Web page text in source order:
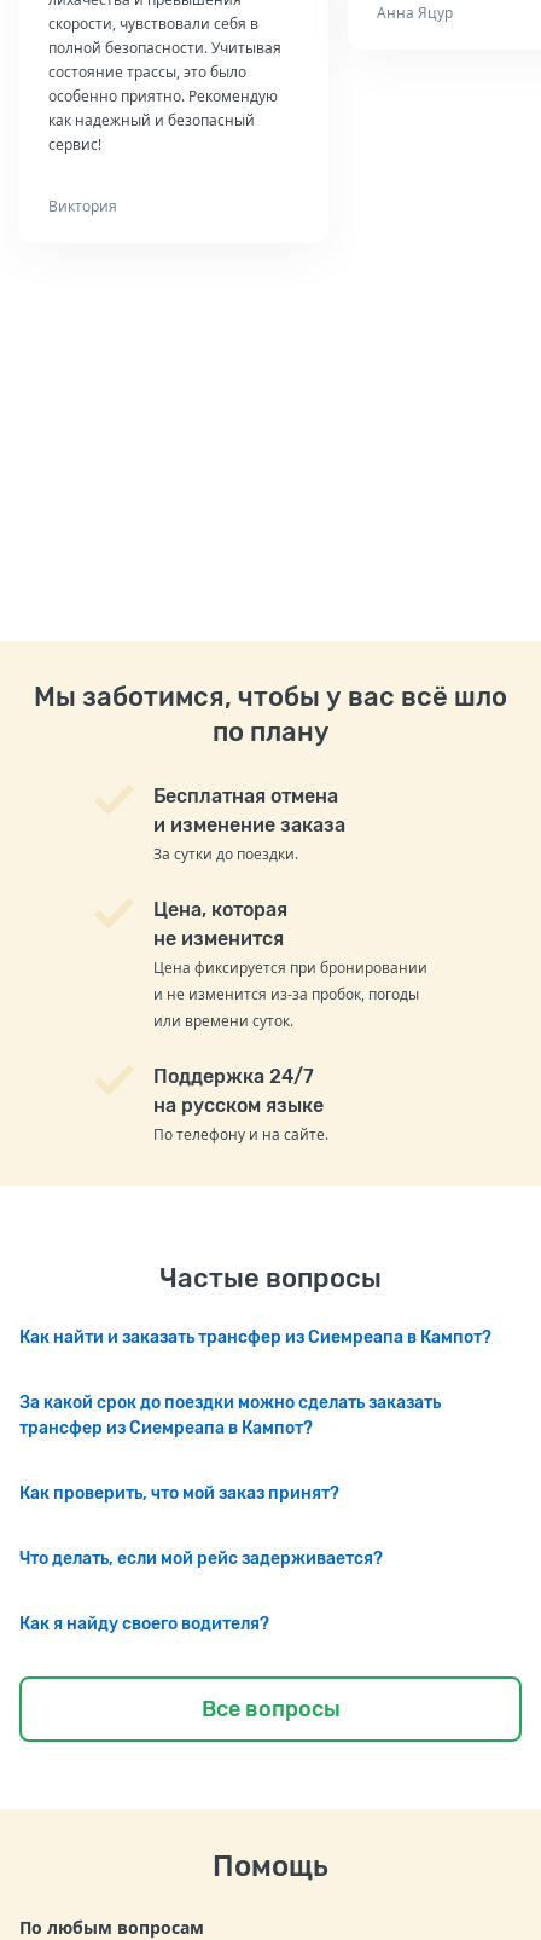
скорости, чувствовали себя в
полной безопасности. Учитывая
состояние трассы, это было
особенно приятно. Рекомендую
как надежный и безопасный
сервис!
Виктория
Анна Яцур
Мы заботимся, чтобы у вас всё шло
по плану
Бесплатная отмена
и изменение заказа
За сутки до поездки.
Цена, которая
не изменится
Цена фиксируется при бронировании
и не изменится из-за пробок, погоды
или времени суток.
Поддержка 24/7
на русском языке
По телефону и на сайте.
Частые вопросы
Как найти и заказать трансфер из Сиемреапа в Кампот?
За какой срок до поездки можно сделать заказать
трансфер из Сиемреапа в Кампот?
Как проверить, что мой заказ принят?
Что делать, если мой рейс задерживается?
Как я найду своего водителя?
Все вопросы
Помощь
По любым вопросам